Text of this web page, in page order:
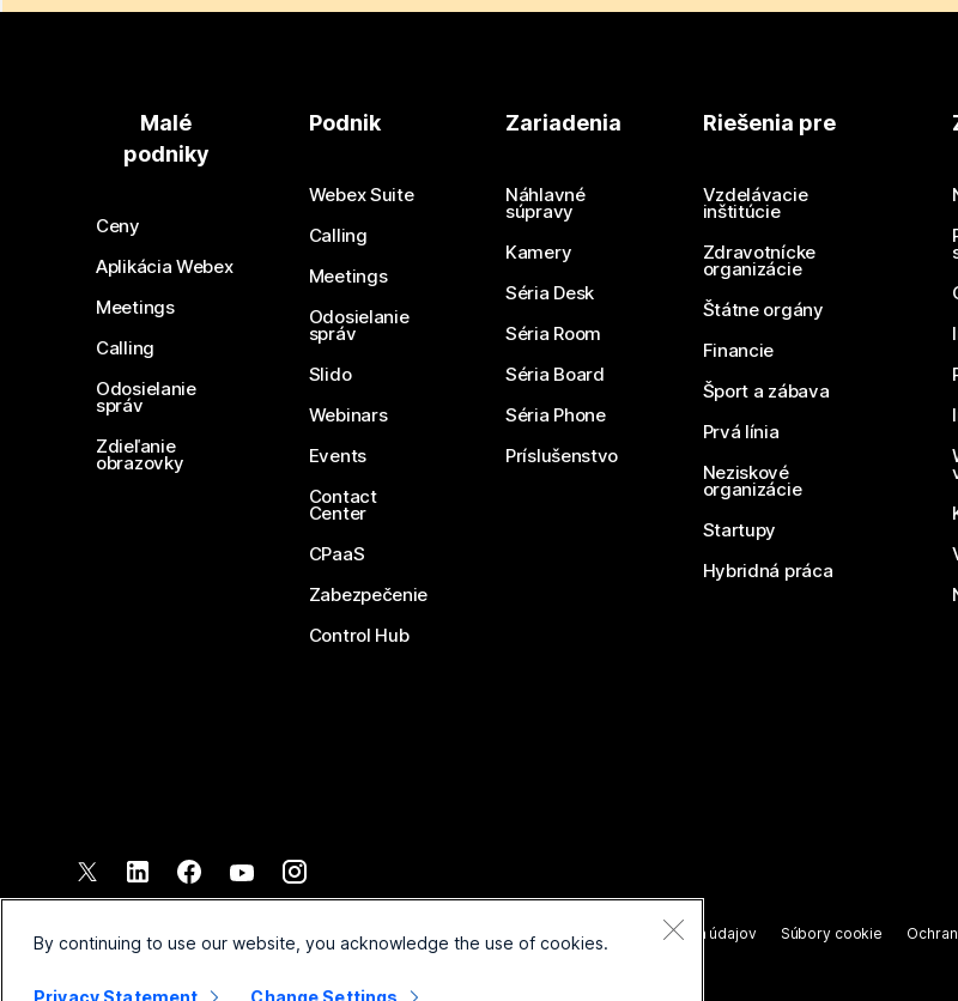
Malé
podniky
Ceny
Aplikácia Webex
Meetings
Calling
Odosielanie
správ
Zdieľanie
obrazovky
Podnik
Webex Suite
Calling
Meetings
Odosielanie
správ
Slido
Webinars
Events
Contact
Center
CPaaS
Zabezpečenie
Control Hub
Zariadenia
Náhlavné
súpravy
Kamery
Séria Desk
Séria Room
Séria Board
Séria Phone
Príslušenstvo
Riešenia pre
Vzdelávacie
inštitúcie
Zdravotnícke
organizácie
Štátne orgány
Financie
Šport a zábava
Prvá línia
Neziskové
organizácie
Startupy
Hybridná práca
Zmluvné podmienky
Vyhlásenie o ochrane osobných údajov Súbory cookie
By continuing to use our website, you acknowledge the use of cookies.
Privacy Statement Change Settings